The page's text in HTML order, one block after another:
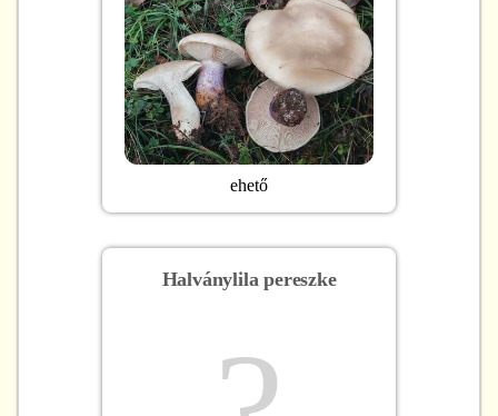
ehető
Halványlila pereszke